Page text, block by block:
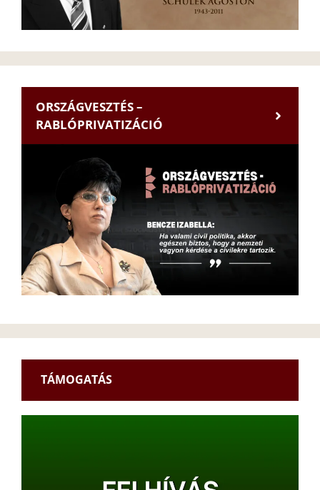
ORSZÁGVESZTÉS –
RABLÓPRIVATIZÁCIÓ
TÁMOGATÁS